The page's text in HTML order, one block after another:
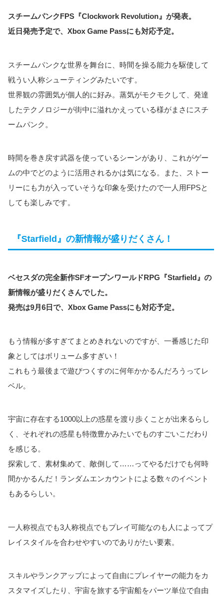
スチームパンクFPS『Clockwork Revolution』が発表。
近日発売予定で、Xbox Game Passにも対応予定。
スチームパンクな世界を舞台に、時間を操る能力を駆使して
戦うい人称シューティングみたいです。
世界観の雰囲気が個人的に好み。蒸気がモクモクして、発達
したテクノロジーが街中に溢れかえっている様がまさにスチ
ームパンク。
時間を巻き戻す武器を使っているシーンがあり、これがゲー
ムの中でどのように活用されるかは気になる。また、ストー
リーにも力が入っていそうな印象を受けたので一人用FPSと
しても楽しみです。
『Starfield』の新情報が盛りだくさん！
ベセスダの完全新作SFオープンワールドRPG『Starfield』の
新情報が盛りだくさんでした。
発売は9月6日で、Xbox Game Passにも対応予定。
もう情報が多すぎてまとめきれないのですが、一番感じた印
象としてはボリューム多すぎい！
これもう最後まで遊びつくすのに何年かかるんだろうってレ
ベル。
宇宙に存在する1000以上の惑星を渡り歩くことが出来るらし
く、それぞれの惑星も特徴豊かみたいでものすごいこだわり
を感じる。
探索して、素材集めて、敵倒して……ってやるだけでも何時
間かかるんだ！ランダムエンカウントによる数々のイベント
もあるらしい。
一人称視点でも3人称視点でもプレイ可能なのも人によってプ
レイスタイルを合わせやすいのでありがたい要素。
スキルやランクアップによって自由にプレイヤーの能力をカ
スタマイズしたり、宇宙を旅する宇宙船をパーツ単位で自由